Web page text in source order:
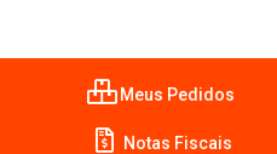
Meus Pedidos
Notas Fiscais